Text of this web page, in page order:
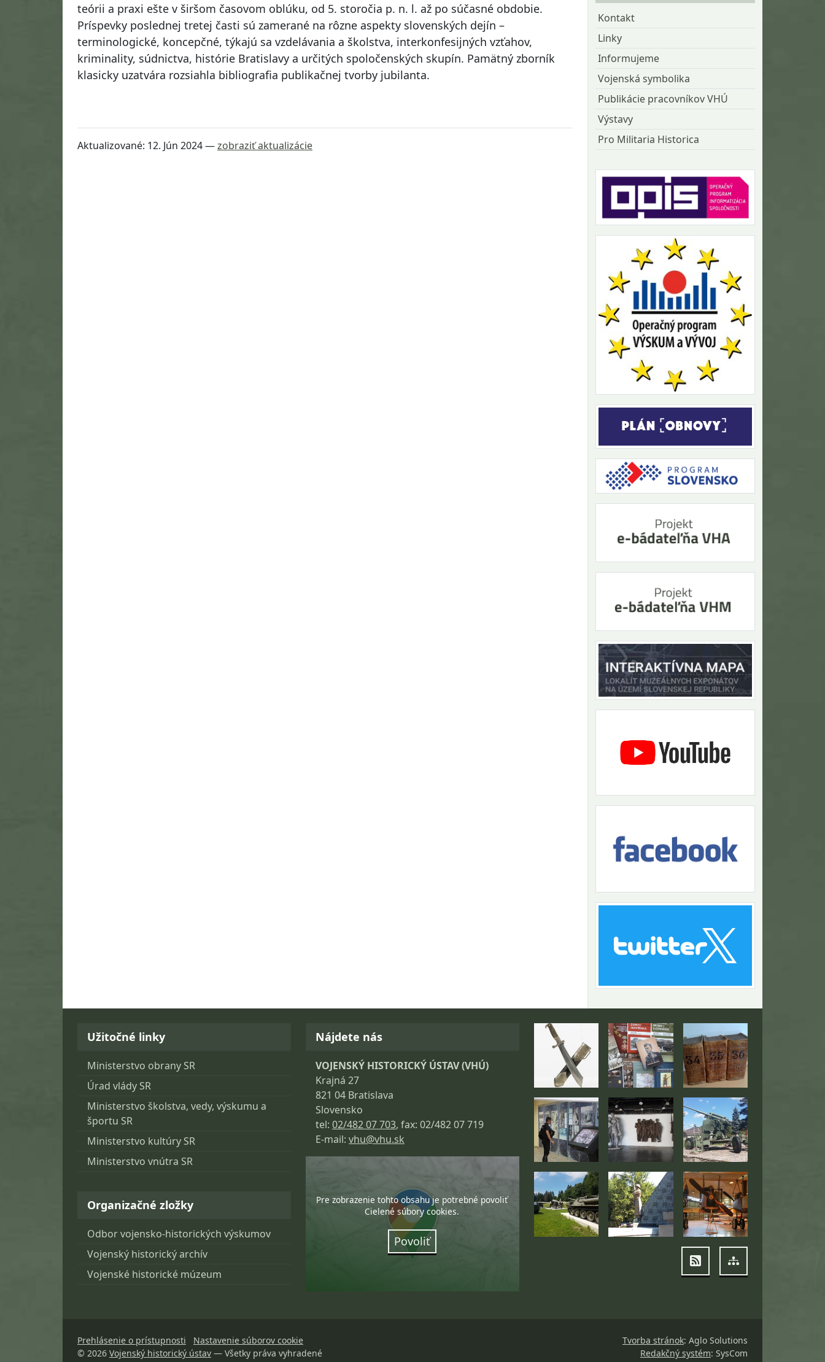
teórii a praxi ešte v širšom časovom oblúku, od 5. storočia p. n. l. až po súčasné obdobie.
Príspevky poslednej tretej časti sú zamerané na rôzne aspekty slovenských dejín –
terminologické, koncepčné, týkajú sa vzdelávania a školstva, interkonfesijných vzťahov,
kriminality, súdnictva, histórie Bratislavy a určitých spoločenských skupín. Pamätný zborník
klasicky uzatvára rozsiahla bibliografia publikačnej tvorby jubilanta.
Aktualizované: 12. Jún 2024—zobraziť aktualizácie
Kontakt
Linky
Informujeme
Vojenská symbolika
Publikácie pracovníkov VHÚ
Výstavy
Pro Militaria Historica
Návrat na začiatok stránky
Užitočné linky
Ministerstvo obrany SR
Úrad vlády SR
Ministerstvo školstva, vedy, výskumu a
športu SR
Ministerstvo kultúry SR
Ministerstvo vnútra SR
Organizačné zložky
Odbor vojensko-historických výskumov
Vojenský historický archív
Vojenské historické múzeum
Nájdete nás
VOJENSKÝ HISTORICKÝ ÚSTAV (VHÚ)
Krajná 27
821 04 Bratislava
Slovensko
tel: 02/482 07 703, fax: 02/482 07 719
E-mail: vhu@vhu.sk
Pre zobrazenie tohto obsahu je potrebné povoliť
Cielené súbory cookies.
Povoliť
Fotogaléria
RSS Mapa stránok
Prehlásenie o prístupnosti
Nastavenie súborov cookie
© 2026 Vojenský historický ústav — Všetky práva vyhradené
Tvorba stránok: Aglo Solutions
Redakčný systém: SysCom